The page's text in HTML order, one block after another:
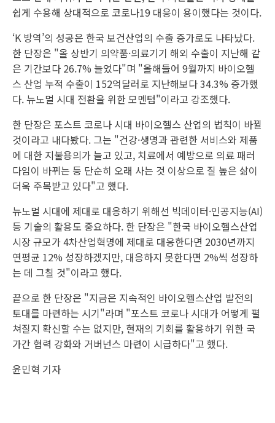
쉽게 수용해 상대적으로 코로나19 대응이 용이했다는 것이다.
‘K 방역’의 성공은 한국 보건산업의 수출 증가로도 나타났다.
한 단장은 "올 상반기 의약품·의료기기 해외 수출이 지난해 같
은 기간보다 26.7% 늘었다"며 "올해들어 9월까지 바이오헬
스 산업 누적 수출이 152억달러로 지난해보다 34.3% 증가했
다. 뉴노멀 시대 전환을 위한 모멘텀"이라고 강조했다.
한 단장은 포스트 코로나 시대 바이오헬스 산업의 법칙이 바뀔
것이라고 내다봤다. 그는 "건강·생명과 관련한 서비스와 제품
에 대한 지불용의가 늘고 있고, 치료에서 예방으로 의료 패러
다임이 바뀌는 등 단순히 오래 사는 것 이상으로 질 높은 삶이
더욱 주목받고 있다"고 했다.
뉴노멀 시대에 제대로 대응하기 위해선 빅데이터·인공지능(AI)
등 기술의 활용도 중요하다. 한 단장은 "한국 바이오헬스산업
시장 규모가 4차산업혁명에 제대로 대응한다면 2030년까지
연평균 12% 성장하겠지만, 대응하지 못한다면 2%씩 성장하
는 데 그칠 것"이라고 했다.
끝으로 한 단장은 "지금은 지속적인 바이오헬스산업 발전의
토대를 마련하는 시기"라며 "포스트 코로나 시대가 어떻게 펼
쳐질지 확신할 수는 없지만, 현재의 기회를 활용하기 위한 국
가간 협력 강화와 거버넌스 마련이 시급하다"고 했다.
윤민혁 기자